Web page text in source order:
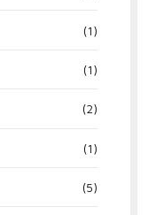
(1)
(1)
(2)
(1)
(5)